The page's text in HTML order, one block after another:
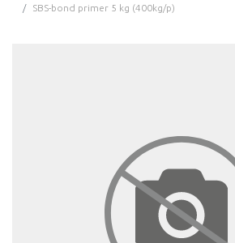
SBS-bond primer 5 kg (400kg/p)